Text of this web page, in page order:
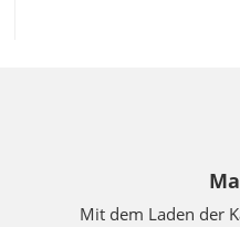
Mit dem Laden der